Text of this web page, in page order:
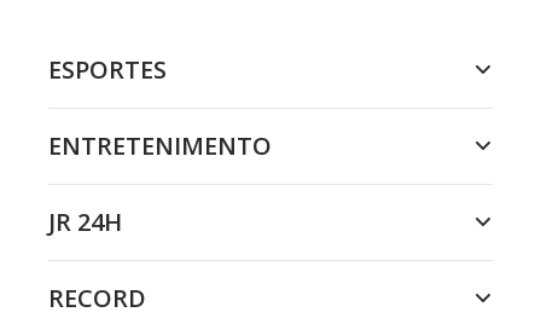
ESPORTES
ENTRETENIMENTO
JR 24H
RECORD